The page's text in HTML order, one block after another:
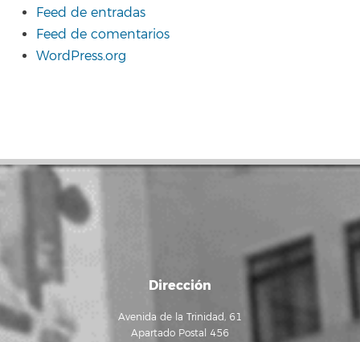
Feed de entradas
Feed de comentarios
WordPress.org
Dirección
Avenida de la Trinidad, 61
Apartado Postal 456